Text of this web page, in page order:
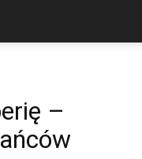
–